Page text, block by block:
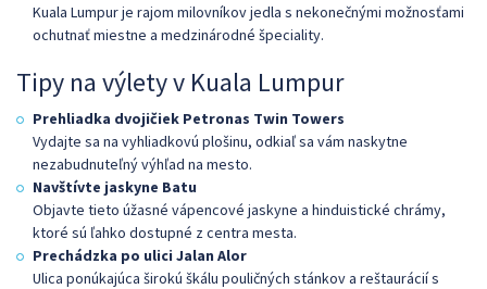
Kuala Lumpur je rajom milovníkov jedla s nekonečnými možnosťami
ochutnať miestne a medzinárodné špeciality.
Tipy na výlety v Kuala Lumpur
Prehliadka dvojičiek Petronas Twin Towers
Vydajte sa na vyhliadkovú plošinu, odkiaľ sa vám naskytne
nezabudnuteľný výhľad na mesto.
Navštívte jaskyne Batu
Objavte tieto úžasné vápencové jaskyne a hinduistické chrámy,
ktoré sú ľahko dostupné z centra mesta.
Prechádzka po ulici Jalan Alor
Ulica ponúkajúca širokú škálu pouličných stánkov a reštaurácií s